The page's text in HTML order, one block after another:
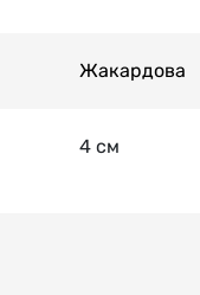
Жакардова
4 см